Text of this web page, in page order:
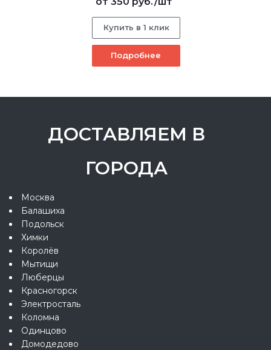
Купить в 1 клик
Подробнее
ДОСТАВЛЯЕМ В
ГОРОДА
Москва
Балашиха
Подольск
Химки
Королёв
Мытищи
Люберцы
Красногорск
Электросталь
Коломна
Одинцово
Домодедово